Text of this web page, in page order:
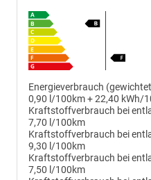
Energieverbrauch
0,90 l/100km + 22,40 kWh/
Kraftstoffverbrauch bei
7,70 l/100km
Kraftstoffverbrauch bei
9,30 l/100km
Kraftstoffverbrauch bei
7,50 l/100km